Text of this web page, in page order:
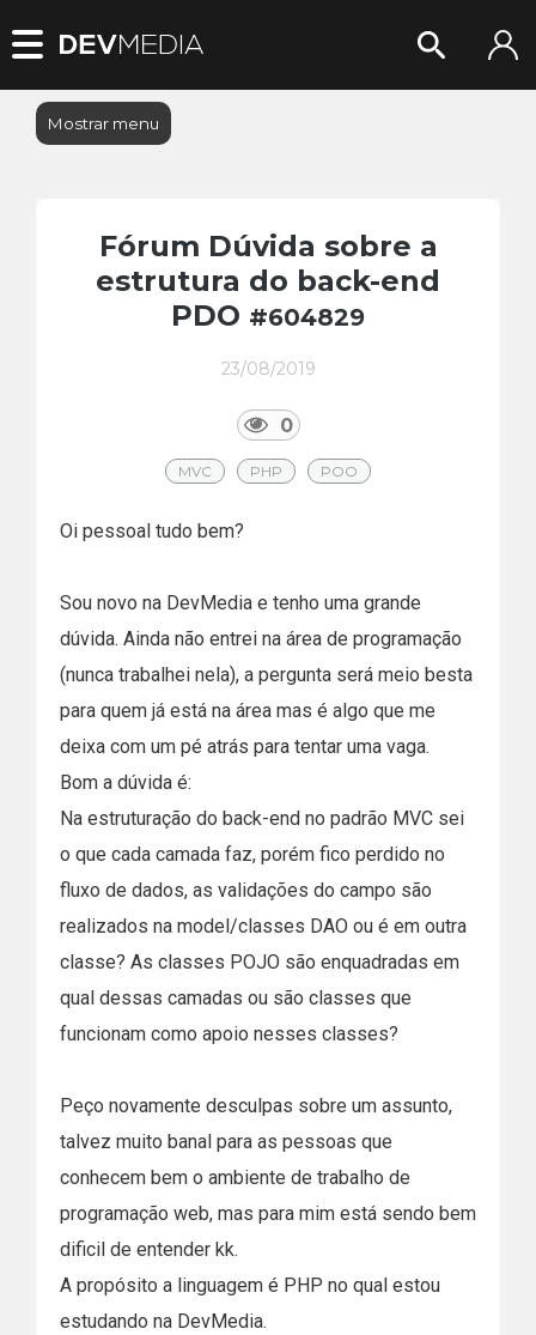
Mostrar menu
Fórum Dúvida sobre a
estrutura do back-end
PDO #604829
23/08/2019
0
MVC PHP POO
Oi pessoal tudo bem?
Sou novo na DevMedia e tenho uma grande
dúvida. Ainda não entrei na área de programação
(nunca trabalhei nela), a pergunta será meio besta
para quem já está na área mas é algo que me
deixa com um pé atrás para tentar uma vaga.
Bom a dúvida é:
Na estruturação do back-end no padrão MVC sei
o que cada camada faz, porém fico perdido no
fluxo de dados, as validações do campo são
realizados na model/classes DAO ou é em outra
classe? As classes POJO são enquadradas em
qual dessas camadas ou são classes que
funcionam como apoio nesses classes?
Peço novamente desculpas sobre um assunto,
talvez muito banal para as pessoas que
conhecem bem o ambiente de trabalho de
programação web, mas para mim está sendo bem
dificil de entender kk.
A propósito a linguagem é PHP no qual estou
estudando na DevMedia.